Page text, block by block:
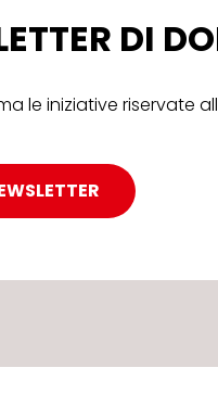
DI
le iniziative riservate